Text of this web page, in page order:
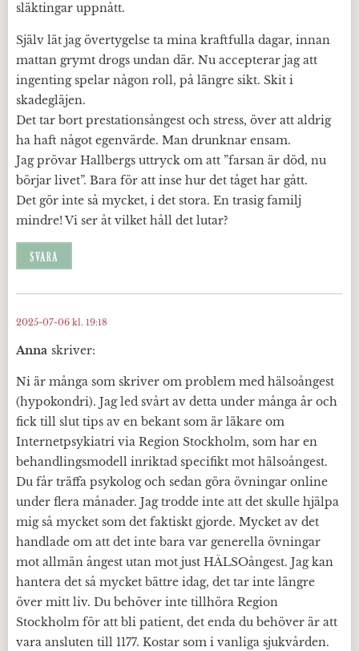
släktingar uppnått.
Själv lät jag övertygelse ta mina kraftfulla dagar, innan
mattan grymt drogs undan där. Nu accepterar jag att
ingenting spelar någon roll, på längre sikt. Skit i
skadegläjen.
Det tar bort prestationsångest och stress, över att aldrig
ha haft något egenvärde. Man drunknar ensam.
Jag prövar Hallbergs uttryck om att ”farsan är död, nu
börjar livet”. Bara för att inse hur det tåget har gått.
Det gör inte så mycket, i det stora. En trasig familj
mindre! Vi ser åt vilket håll det lutar?
SVARA
Anna skriver:
2025-07-06 kl. 19:18
Ni är många som skriver om problem med hälsoångest
(hypokondri). Jag led svårt av detta under många år och
fick till slut tips av en bekant som är läkare om
Internetpsykiatri via Region Stockholm, som har en
behandlingsmodell inriktad specifikt mot hälsoångest.
Du får träffa psykolog och sedan göra övningar online
under flera månader. Jag trodde inte att det skulle hjälpa
mig så mycket som det faktiskt gjorde. Mycket av det
handlade om att det inte bara var generella övningar
mot allmän ångest utan mot just HÄLSOångest. Jag kan
hantera det så mycket bättre idag, det tar inte längre
över mitt liv. Du behöver inte tillhöra Region
Stockholm för att bli patient, det enda du behöver är att
vara ansluten till 1177. Kostar som i vanliga sjukvården.